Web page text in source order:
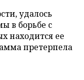
удалось
в борьбе с
находится ее
претерпела